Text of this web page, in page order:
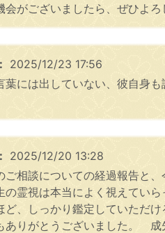
会がございましたら、ぜひよろ
2025/12/23 17:56
葉には出していない、彼自身
2025/12/20 13:28
ご相談についての経過報告と
の霊視は本当によく視えてい
ど、しっかり鑑定していただ
ありがとうございました。 成